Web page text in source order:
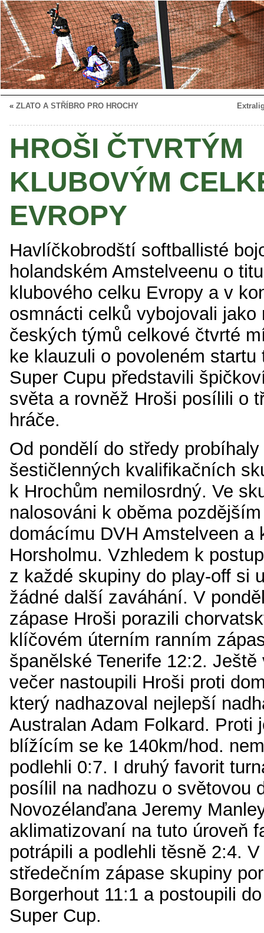
« ZLATO A STŘÍBRO PRO HROCHY
HROŠI ČTVRTÝM
KLUBOVÝM
EVROPY
Havlíčkobrodští softballisté
holandském Amstelveenu o
klubového celku Evropy a v
osmnácti celků vybojovali jako
českých týmů celkové čtvrté
ke klauzuli o povoleném
Super Cupu představili
světa a rovněž Hroši posílili o
hráče.
Od pondělí do středy
šestičlenných kvalifikačních
k Hrochům nemilosrdný. Ve
nalosováni k oběma
domácímu DVH Amstelveen a
Horsholmu. Vzhledem k
z každé skupiny do play-off si
žádné další zaváhání. V
zápase Hroši porazili
klíčovém úterním ranním
španělské Tenerife 12:2.
večer nastoupili Hroši proti
který nadhazoval nejlepší
Australan Adam Folkard. Proti
blížícím se ke 140km/hod.
podlehli 0:7. I druhý favorit
posílil na nadhozu o světovou
Novozélanďana Jeremy
aklimatizovaní na tuto úroveň
potrápili a podlehli těsně 2:4.
středečním zápase skupiny
Borgerhout 11:1 a postoupili
Super Cup.